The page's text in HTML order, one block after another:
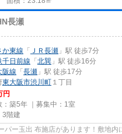
長瀬
か東線 「 ＪＲ長瀬 」駅 徒歩7分
千日前線 「北巽 」駅 徒歩16分
阪線 「長瀬 」駅 徒歩17分
東大阪市渋川町 １丁目
円
：築5年 ｜募集中： 1室
3階建
パー玉出 布施店があります！敷地内